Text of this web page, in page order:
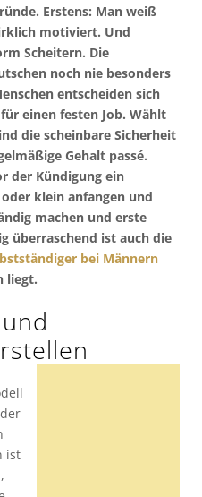
Erstens: Man weiß
motiviert. Und
Scheitern. Die
noch nie besonders
entscheiden sich
einen festen Job. Wählt
die scheinbare Sicherheit
Gehalt passé.
der Kündigung ein
klein anfangen und
machen und erste
überraschend ist auch die
bei Männern
liegt.
ist